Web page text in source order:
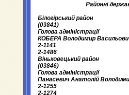
Районні
Білогірський район
(03841)
Голова адміністрації
КОБЕРА Володимир
2-1141
2-1486
Віньковецький район
(03846)
Голова адміністрації
Панасевич Анатолій
2-1255
2-1274